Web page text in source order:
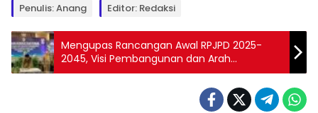
Penulis: Anang Editor: Redaksi
Mengupas Rancangan Awal RPJPD 2025-
2045, Visi Pembangunan dan Arah
Kesejahteraan Kabupaten Tulungagung